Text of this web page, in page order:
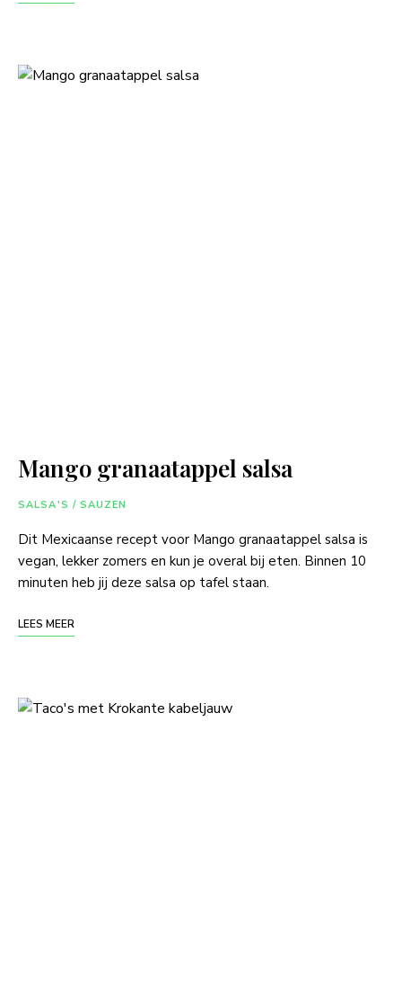
Mango granaatappel salsa
SALSA'S / SAUZEN
Dit Mexicaanse recept voor Mango granaatappel salsa is
vegan, lekker zomers en kun je overal bij eten. Binnen 10
minuten heb jij deze salsa op tafel staan.
LEES MEER